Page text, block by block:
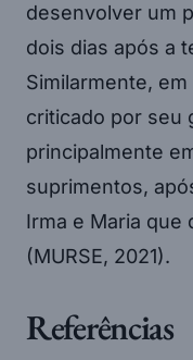
desenvolver um
dois dias após a
Similarmente,
criticado por seu
principalmente
suprimentos,
Irma e Maria que
(MURSE, 2021).
Referências